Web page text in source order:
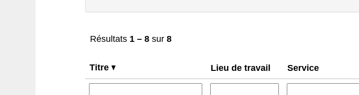
Résultats 1 – 8 sur 8
Titre Lieu de travail Service